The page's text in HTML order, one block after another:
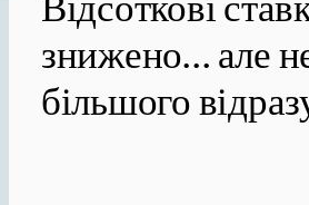
знижено… але
більшого